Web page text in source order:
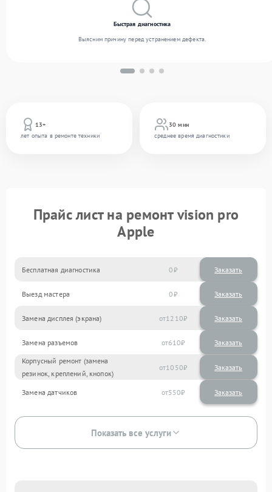
13+
лет опыта в ремонте техники
30 мин
среднее время диагностики
Быстрая диагностика
Выясним причину перед устранением дефекта.
Прайс лист на ремонт vision pro
Apple
Бесплатная диагностика 0 Заказать
Выезд мастера 0 Заказать
Замена дисплея (экрана) 1210
Замена разъемов 610
Корпусный ремонт (замена
резинок, креплений, кнопок)
1050
Замена датчиков 550
Показать все услуги